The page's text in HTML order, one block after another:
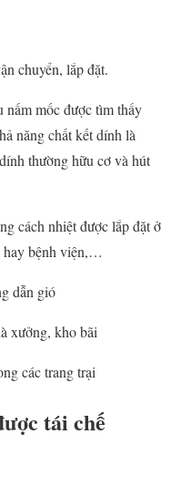
chuyển, lắp đặt.
nấm mốc được tìm thấy
năng chất kết dính là
thường hữu cơ và hút
cách nhiệt được lắp đặt ở
hay bệnh viện,…
dẫn gió
xưởng, kho bãi
các trang trại
tái chế